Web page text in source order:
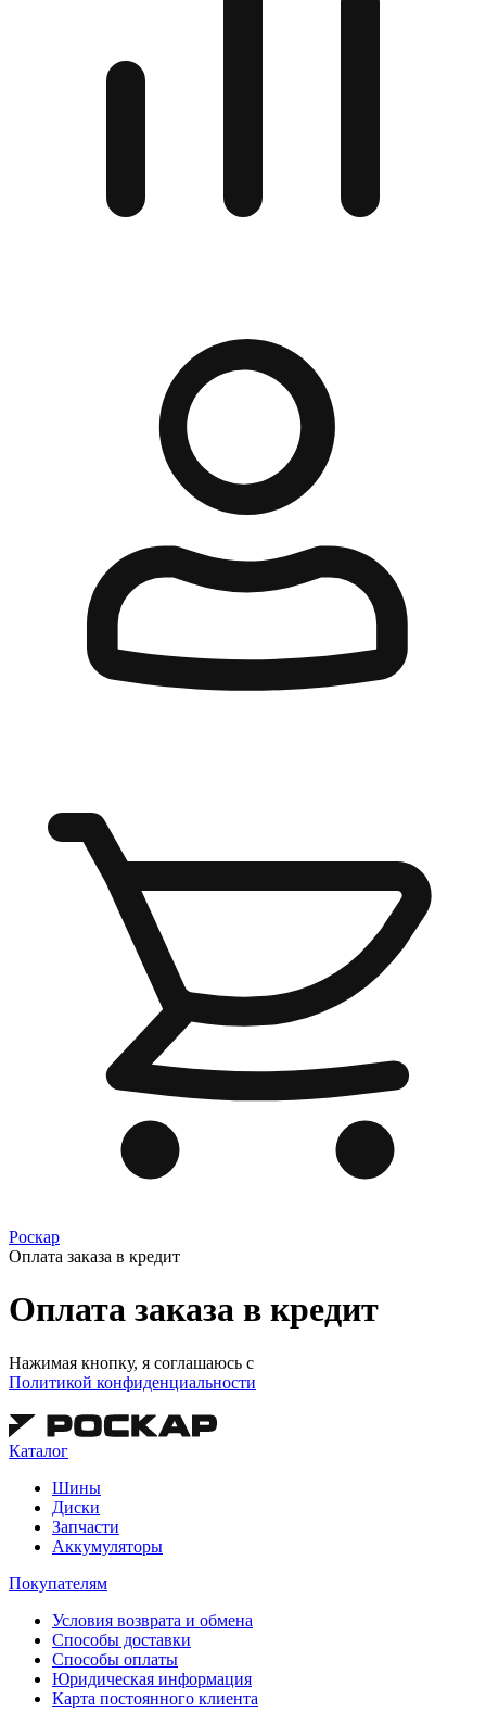
Роскар
Оплата заказа в кредит
Оплата заказа в кредит
Нажимая кнопку, я соглашаюсь c
Политикой конфиденциальности
Каталог
Шины
Диски
Запчасти
Аккумуляторы
Покупателям
Условия возврата и обмена
Способы доставки
Способы оплаты
Юридическая информация
Карта постоянного клиента